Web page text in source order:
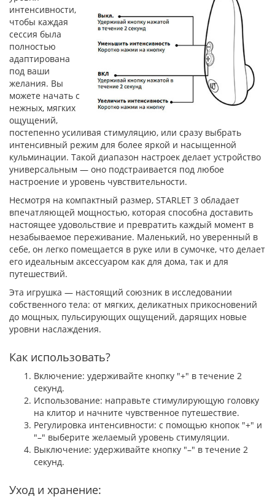
интенсивности,
чтобы каждая
сессия была
полностью
адаптирована
под ваши
желания. Вы
можете начать с
нежных, мягких
ощущений,
постепенно усиливая стимуляцию, или сразу выбрать
интенсивный режим для более яркой и насыщенной
кульминации. Такой диапазон настроек делает устройство
универсальным — оно подстраивается под любое
настроение и уровень чувствительности.
Несмотря на компактный размер, STARLET 3 обладает
впечатляющей мощностью, которая способна доставить
настоящее удовольствие и превратить каждый момент в
незабываемое переживание. Маленький, но уверенный в
себе, он легко помещается в руке или в сумочке, что делает
его идеальным аксессуаром как для дома, так и для
путешествий.
Эта игрушка — настоящий союзник в исследовании
собственного тела: от мягких, деликатных прикосновений
до мощных, пульсирующих ощущений, дарящих новые
уровни наслаждения.
Как использовать?
Включение: удерживайте кнопку "+" в течение 2
секунд.
Использование: направьте стимулирующую головку
на клитор и начните чувственное путешествие.
Регулировка интенсивности: с помощью кнопок "+" и
"–" выберите желаемый уровень стимуляции.
Выключение: удерживайте кнопку "–" в течение 2
секунд.
Уход и хранение: